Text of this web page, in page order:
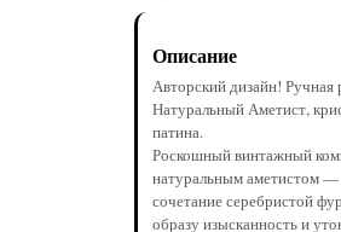
Описание
Авторский дизайн! Ручная
Натуральный Аметист,
патина.
Роскошный винтажный
натуральным аметистом —
сочетание серебристой
образу изысканность и